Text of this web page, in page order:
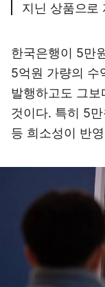
지닌 상품으로
한국은행이 5만
5억원 가량의 수
발행하고도 그
것이다. 특히 5
등 희소성이 반